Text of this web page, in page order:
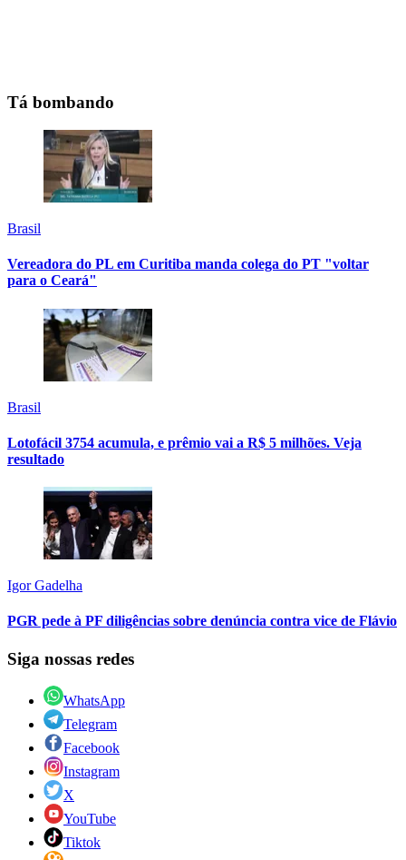
Tá bombando
Brasil
Vereadora do PL em Curitiba manda colega do PT "voltar
para o Ceará"
Brasil
Lotofácil 3754 acumula, e prêmio vai a R$ 5 milhões. Veja
resultado
Igor Gadelha
PGR pede à PF diligências sobre denúncia contra vice de Flávio
Siga nossas redes
WhatsApp
Telegram
Facebook
Instagram
X
YouTube
Tiktok